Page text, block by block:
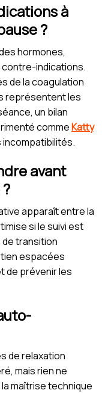
à
?
hormones,
indications.
de la coagulation
représentent les
un bilan
commeKatty
incompatibilités.
avant
apparaît entre la
si le suivi est
transition
espacées
de prévenir les
de relaxation
mais rien ne
maîtrise technique